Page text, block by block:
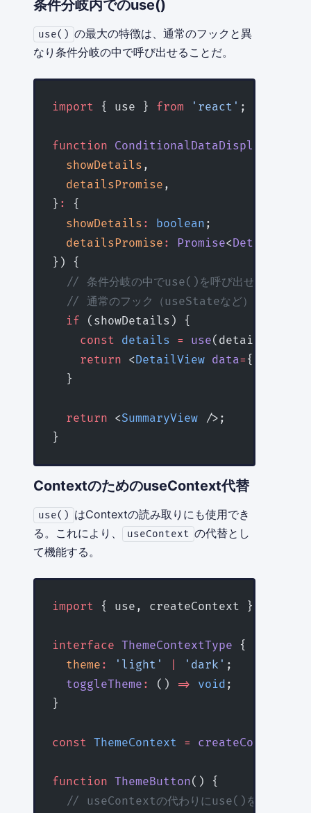
条件分岐内でのuse()
use() の最大の特徴は、通常のフックと異
なり条件分岐の中で呼び出せることだ。
import { use } from 'react' ;
function ConditionalDataDisplay
  showDetails
,
  detailsPromise
,
} :
{
  showDetails
: boolean ;
  detailsPromise
: Promise<DetailData
}) {
  // 条件分岐の中でuse()を呼び出せる
// 通常のフック（useStateなど）ではこれは
  if
(showDetails) {
    const
details = use
    return
<DetailView data=
  }
  return
<SummaryView />;
}
ContextのためのuseContext代替
use() はContextの読み取りにも使用でき
る。これにより、
useContext の代替とし
て機能する。
import { use, createContext }
interface ThemeContextType {
  theme
: 'light' 'dark' ;
  toggleTheme
: () => void ;
}
const ThemeContext = createContext
function ThemeButton() {
// useContextの代わりにuse()を使用でき